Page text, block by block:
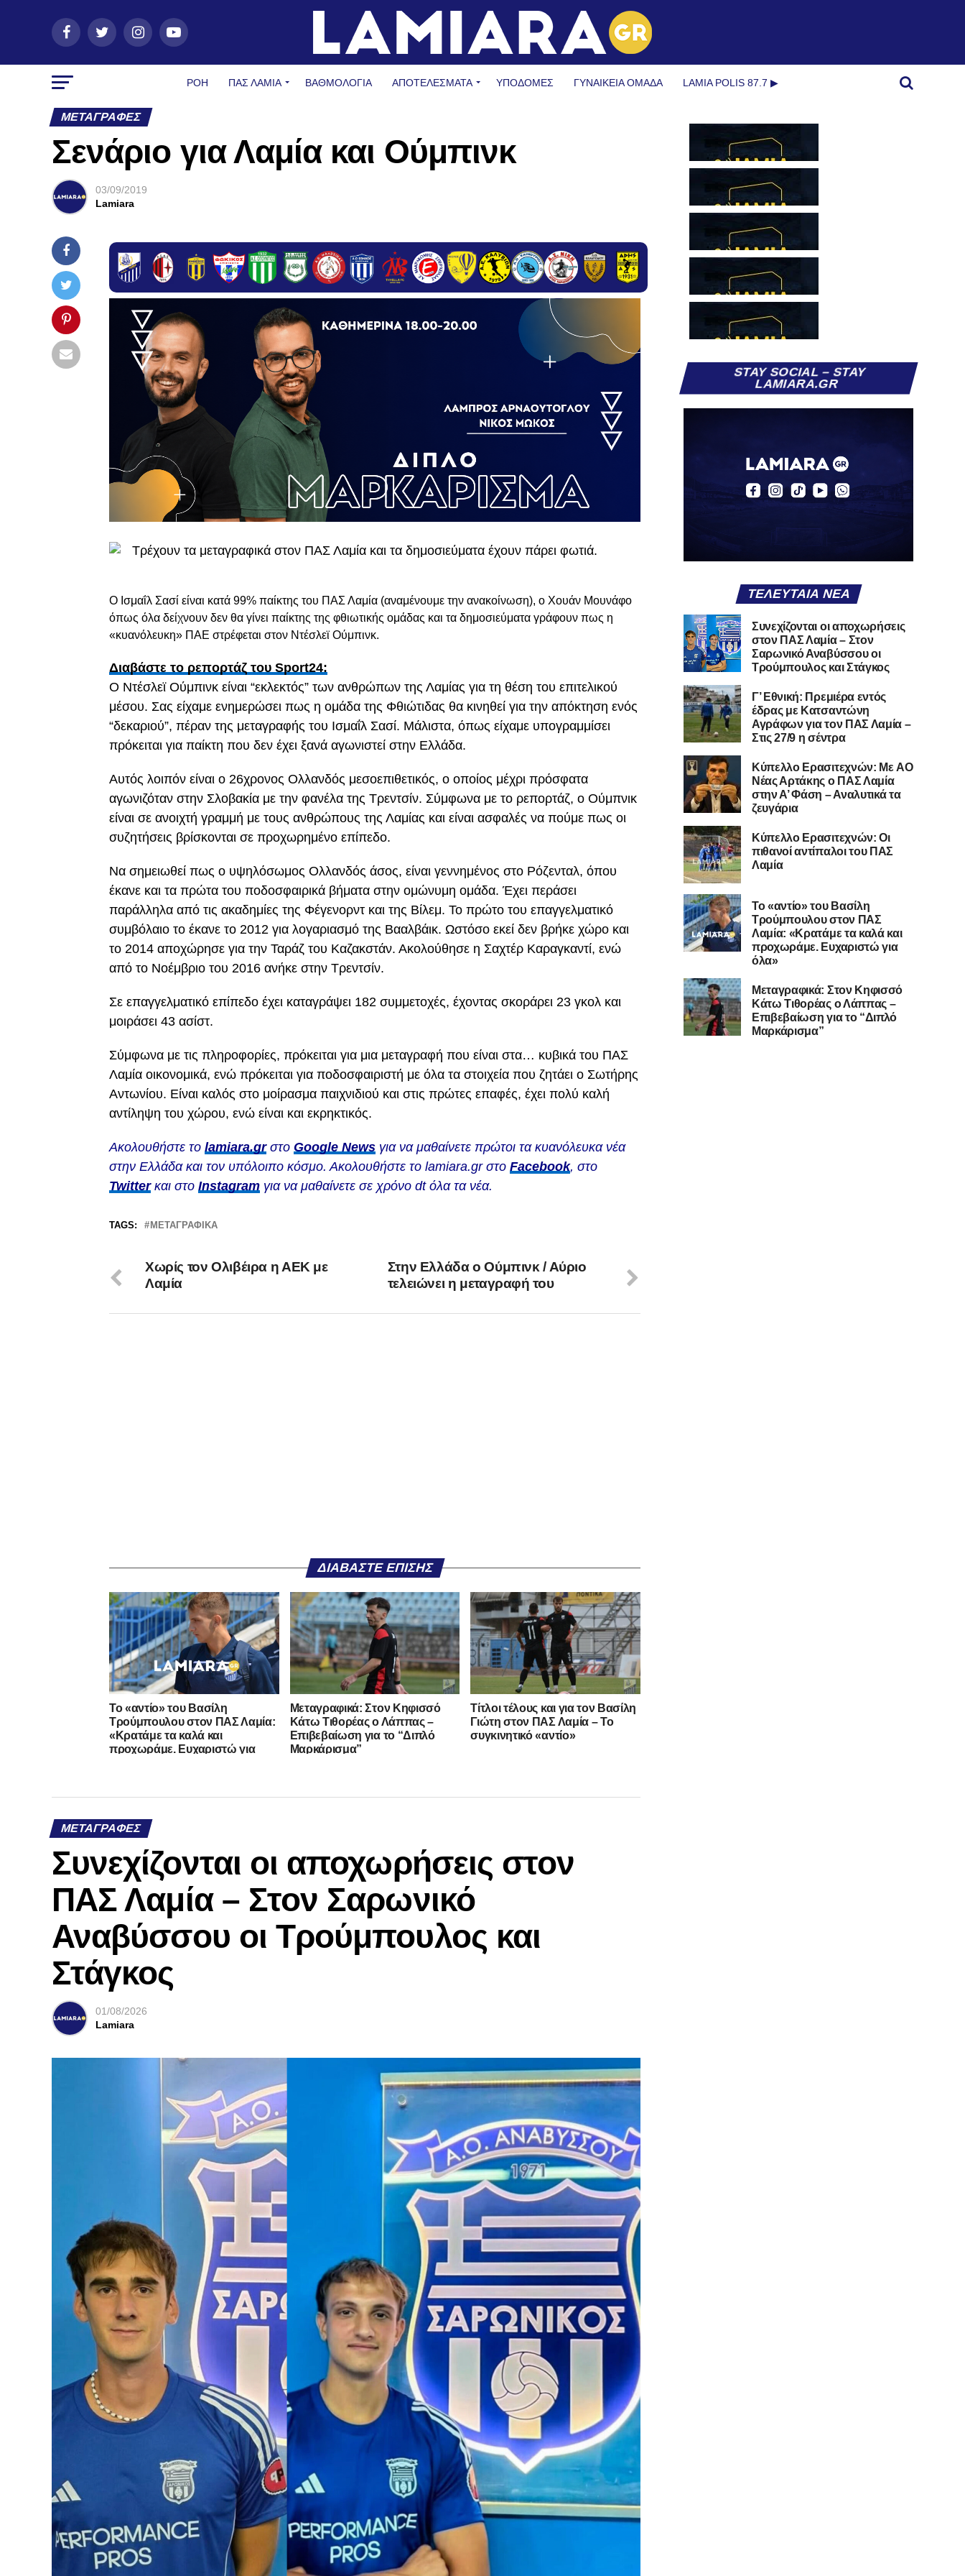
ΡΟΗ ΠΑΣ ΛΑΜΊΑ ΒΑΘΜΟΛΟΓΙΑ ΑΠΟΤΕΛΕΣΜΑΤΑ ΥΠΟΔΟΜΈΣ ΓΥΝΑΙΚΕΊΑ ΟΜΆΔΑ LAMIA POLIS 87.7 ▶︎
ΜΕΤΑΓΡΑΦΈΣ
Σενάριο για Λαμία και Ούμπινκ
03/09/2019
Lamiara
Τρέχουν τα μεταγραφικά στον ΠΑΣ Λαμία και τα δημοσιεύματα έχουν πάρει φωτιά.
Ο Ισμαΐλ Σασί είναι κατά 99% παίκτης του ΠΑΣ Λαμία (αναμένουμε την ανακοίνωση), ο Χουάν Μουνάφο
όπως όλα δείχνουν δεν θα γίνει παίκτης της φθιωτικής ομάδας και τα δημοσιεύματα γράφουν πως η
«κυανόλευκη» ΠΑΕ στρέφεται στον Ντέσλεϊ Ούμπινκ.
Διαβάστε το ρεπορτάζ του Sport24:
Ο Ντέσλεϊ Ούμπινκ είναι “εκλεκτός” των ανθρώπων της Λαμίας για τη θέση του επιτελικού
μέσου. Σας είχαμε ενημερώσει πως η ομάδα της Φθιώτιδας θα κινηθεί για την απόκτηση ενός
“δεκαριού”, πέραν της μεταγραφής του Ισμαΐλ Σασί. Μάλιστα, όπως είχαμε υπογραμμίσει
πρόκειται για παίκτη που δεν έχει ξανά αγωνιστεί στην Ελλάδα.
Αυτός λοιπόν είναι ο 26χρονος Ολλανδός μεσοεπιθετικός, ο οποίος μέχρι πρόσφατα
αγωνιζόταν στην Σλοβακία με την φανέλα της Τρεντσίν. Σύμφωνα με το ρεπορτάζ, ο Ούμπνικ
είναι σε ανοιχτή γραμμή με τους ανθρώπους της Λαμίας και είναι ασφαλές να πούμε πως οι
συζητήσεις βρίσκονται σε προχωρημένο επίπεδο.
Να σημειωθεί πως ο υψηλόσωμος Ολλανδός άσος, είναι γεννημένος στο Ρόζενταλ, όπου
έκανε και τα πρώτα του ποδοσφαιρικά βήματα στην ομώνυμη ομάδα. Έχει περάσει
παράλληλα από τις ακαδημίες της Φέγενορντ και της Βίλεμ. Το πρώτο του επαγγελματικό
συμβόλαιο το έκανε το 2012 για λογαριασμό της Βααλβάικ. Ωστόσο εκεί δεν βρήκε χώρο και
το 2014 αποχώρησε για την Ταράζ του Καζακστάν. Ακολούθησε η Σαχτέρ Καραγκαντί, ενώ
από το Νοέμβριο του 2016 ανήκε στην Τρεντσίν.
Σε επαγγελματικό επίπεδο έχει καταγράψει 182 συμμετοχές, έχοντας σκοράρει 23 γκολ και
μοιράσει 43 ασίστ.
Σύμφωνα με τις πληροφορίες, πρόκειται για μια μεταγραφή που είναι στα… κυβικά του ΠΑΣ
Λαμία οικονομικά, ενώ πρόκειται για ποδοσφαιριστή με όλα τα στοιχεία που ζητάει ο Σωτήρης
Αντωνίου. Είναι καλός στο μοίρασμα παιχνιδιού και στις πρώτες επαφές, έχει πολύ καλή
αντίληψη του χώρου, ενώ είναι και εκρηκτικός.
Ακολουθήστε το lamiara.grστο Google News για να μαθαίνετε πρώτοι τα κυανόλευκα νέα
στην Ελλάδα και τον υπόλοιπο κόσμο. Ακολουθήστε το lamiara.gr στο Facebook, στο
Twitterκαι στο Instagram για να μαθαίνετε σε χρόνο dt όλα τα νέα.
TAGS: ΜΕΤΑΓΡΑΦΙΚΆ
Στην Ελλάδα ο Ούμπινκ / Αύριο
τελειώνει η μεταγραφή του
Χωρίς τον Ολιβέιρα η ΑΕΚ με
Λαμία
ΔΙΑΒΆΣΤΕ ΕΠΊΣΗΣ
Το «αντίο» του Βασίλη
Τρούμπουλου στον ΠΑΣ Λαμία:
«Κρατάμε τα καλά και
προχωράμε. Ευχαριστώ για
Μεταγραφικά: Στον Κηφισσό
Κάτω Τιθορέας ο Λάππας –
Επιβεβαίωση για το “Διπλό
Μαρκάρισμα”
Τίτλοι τέλους και για τον Βασίλη
Γιώτη στον ΠΑΣ Λαμία – Το
συγκινητικό «αντίο»
ΜΕΤΑΓΡΑΦΈΣ
Συνεχίζονται οι αποχωρήσεις στον
ΠΑΣ Λαμία – Στον Σαρωνικό
Αναβύσσου οι Τρούμπουλος και
Στάγκος
01/08/2026
Lamiara
STAY SOCIAL – STAY
LAMIARA.GR
ΤΕΛΕΥΤΑΊΑ ΝΈΑ
Συνεχίζονται οι αποχωρήσεις
στον ΠΑΣ Λαμία – Στον
Σαρωνικό Αναβύσσου οι
Τρούμπουλος και Στάγκος
Γ’ Εθνική: Πρεμιέρα εντός
έδρας με Κατσαντώνη
Αγράφων για τον ΠΑΣ Λαμία –
Στις 27/9 η σέντρα
Kύπελλο Ερασιτεχνών: Με AO
Nέας Αρτάκης ο ΠΑΣ Λαμία
στην Α’ Φάση – Αναλυτικά τα
ζευγάρια
Κύπελλο Ερασιτεχνών: Οι
πιθανοί αντίπαλοι του ΠΑΣ
Λαμία
Το «αντίο» του Βασίλη
Τρούμπουλου στον ΠΑΣ
Λαμία: «Κρατάμε τα καλά και
προχωράμε. Ευχαριστώ για
όλα»
Μεταγραφικά: Στον Κηφισσό
Κάτω Τιθορέας ο Λάππας –
Επιβεβαίωση για το “Διπλό
Μαρκάρισμα”